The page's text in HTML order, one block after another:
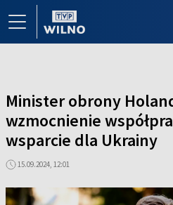
Minister obrony
wzmocnienie
wsparcie dla Ukrainy
15.09.2024, 12:01